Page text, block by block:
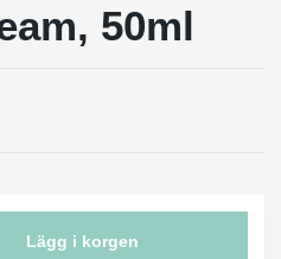
50ml
Lägg i korgen